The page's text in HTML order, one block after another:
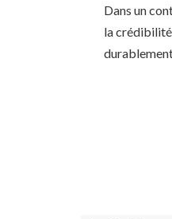
Dans un
la crédibilité